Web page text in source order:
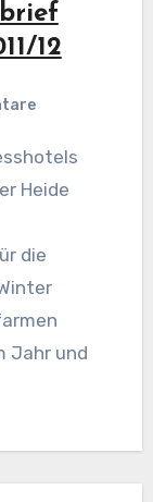
12
Heide
die
Jahr und